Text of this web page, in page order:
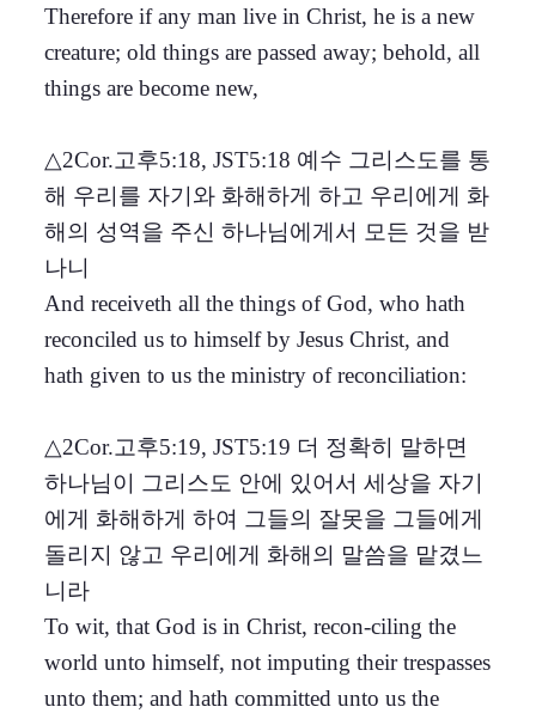
Therefore if any man live in Christ, he is a new
creature; old things are passed away; behold, all
things are become new,
△2Cor.고후5:18, JST5:18 예수 그리스도를 통
해 우리를 자기와 화해하게 하고 우리에게 화
해의 성역을 주신 하나님에게서 모든 것을 받
나니
And receiveth all the things of God, who hath
reconciled us to himself by Jesus Christ, and
hath given to us the ministry of reconciliation:
△2Cor.고후5:19, JST5:19 더 정확히 말하면
하나님이 그리스도 안에 있어서 세상을 자기
에게 화해하게 하여 그들의 잘못을 그들에게
돌리지 않고 우리에게 화해의 말씀을 맡겼느
니라
To wit, that God is in Christ, recon-ciling the
world unto himself, not imputing their trespasses
unto them; and hath committed unto us the